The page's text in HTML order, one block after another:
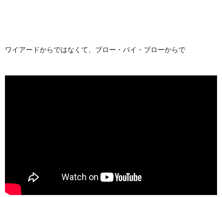
ワイアードからではなくて、ブロー・バイ・ブローからで